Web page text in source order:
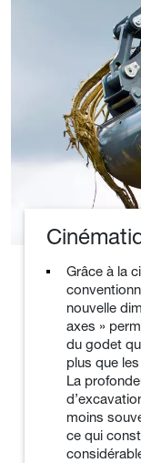
Grâce à la
nouvelle
axes »
du godet
plus que
La
moins
ce qui